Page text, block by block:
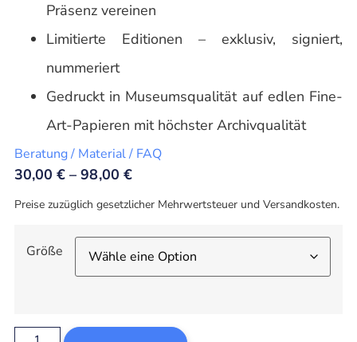
Präsenz vereinen
Limitierte Editionen – exklusiv, signiert,
nummeriert
Gedruckt in Museumsqualität auf edlen Fine-
Art-Papieren mit höchster Archivqualität
Beratung / Material / FAQ
30,00€ –98,00 €
Preise zuzüglich gesetzlicher Mehrwertsteuer und Versandkosten.
Größe